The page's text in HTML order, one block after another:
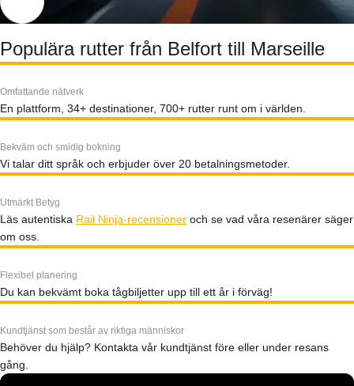
Populära rutter från Belfort till Marseille
Omfattande nätverk
En plattform, 34+ destinationer, 700+ rutter runt om i världen.
Bekväm och smidig bokning
Vi talar ditt språk och erbjuder över 20 betalningsmetoder.
Utmärkt Betyg
Läs autentiska Rail Ninja-recensioner och se vad våra resenärer säger
om oss.
Flexibel planering
Du kan bekvämt boka tågbiljetter upp till ett år i förväg!
Kundtjänst som består av riktiga människor
Behöver du hjälp? Kontakta vår kundtjänst före eller under resans
gång.